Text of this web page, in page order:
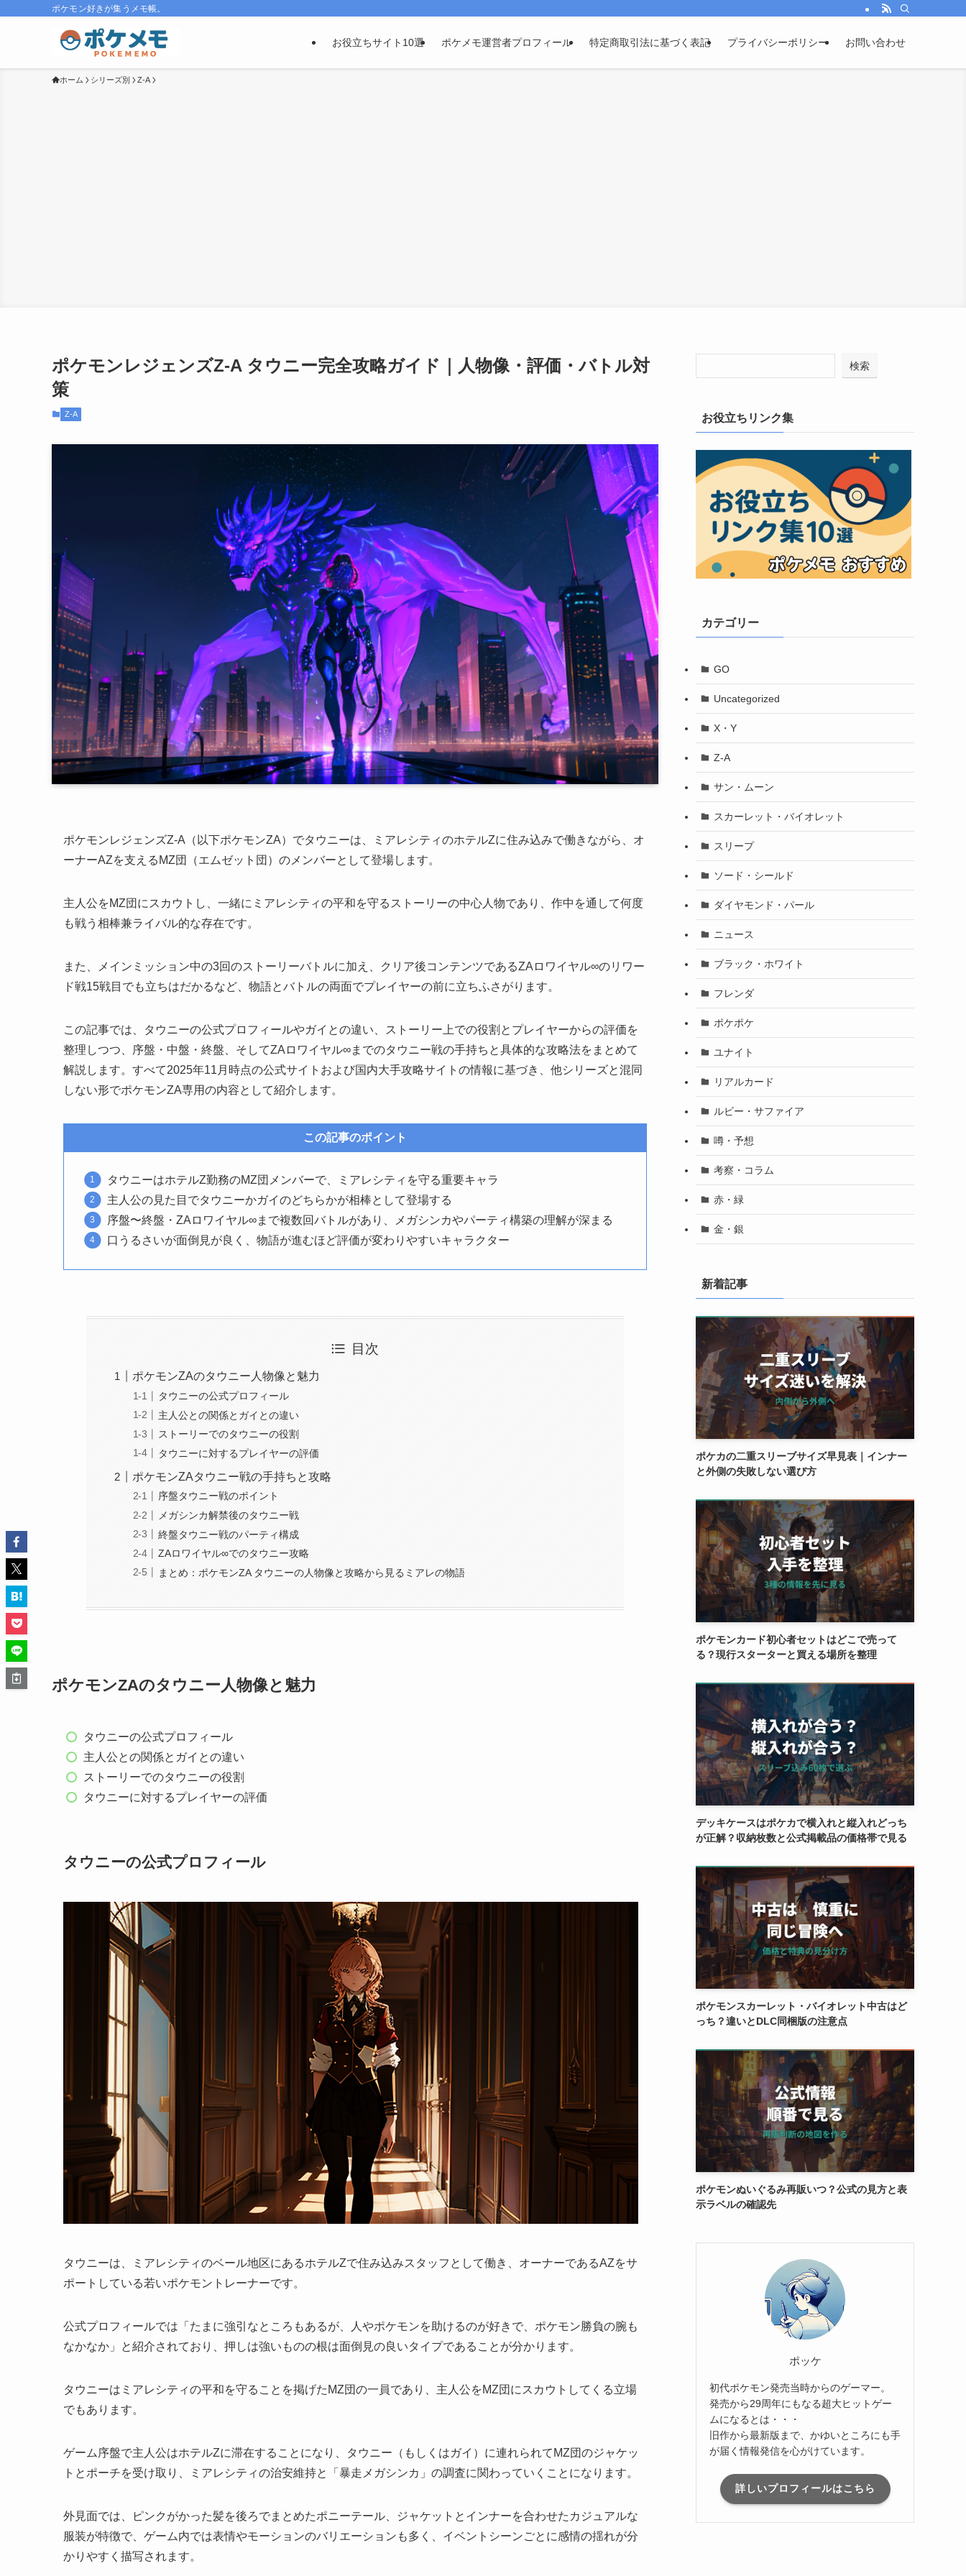
ポケモン好きが集うメモ帳。
お役立ちサイト10選 ポケメモ運営者プロフィール 特定商取引法に基づく表記 プライバシーポリシー お問い合わせ
ホーム シリーズ別 Z-A
ポケモンレジェンズZ-A タウニー完全攻略ガイド｜人物像・評価・バトル対
策
Z-A
ポケモンレジェンズZ-A（以下ポケモンZA）でタウニーは、ミアレシティのホテルZに住み込みで働きながら、オ
ーナーAZを支えるMZ団（エムゼット団）のメンバーとして登場します。
主人公をMZ団にスカウトし、一緒にミアレシティの平和を守るストーリーの中心人物であり、作中を通して何度
も戦う相棒兼ライバル的な存在です。
また、メインミッション中の3回のストーリーバトルに加え、クリア後コンテンツであるZAロワイヤル∞のリワー
ド戦15戦目でも立ちはだかるなど、物語とバトルの両面でプレイヤーの前に立ちふさがります。
この記事では、タウニーの公式プロフィールやガイとの違い、ストーリー上での役割とプレイヤーからの評価を
整理しつつ、序盤・中盤・終盤、そしてZAロワイヤル∞までのタウニー戦の手持ちと具体的な攻略法をまとめて
解説します。すべて2025年11月時点の公式サイトおよび国内大手攻略サイトの情報に基づき、他シリーズと混同
しない形でポケモンZA専用の内容として紹介します。
この記事のポイント
タウニーはホテルZ勤務のMZ団メンバーで、ミアレシティを守る重要キャラ
主人公の見た目でタウニーかガイのどちらかが相棒として登場する
序盤〜終盤・ZAロワイヤル∞まで複数回バトルがあり、メガシンカやパーティ構築の理解が深まる
口うるさいが面倒見が良く、物語が進むほど評価が変わりやすいキャラクター
目次
ポケモンZAのタウニー人物像と魅力
タウニーの公式プロフィール
主人公との関係とガイとの違い
ストーリーでのタウニーの役割
タウニーに対するプレイヤーの評価
ポケモンZAタウニー戦の手持ちと攻略
序盤タウニー戦のポイント
メガシンカ解禁後のタウニー戦
終盤タウニー戦のパーティ構成
ZAロワイヤル∞でのタウニー攻略
まとめ：ポケモンZA タウニーの人物像と攻略から見るミアレの物語
ポケモンZAのタウニー人物像と魅力
タウニーの公式プロフィール
主人公との関係とガイとの違い
ストーリーでのタウニーの役割
タウニーに対するプレイヤーの評価
タウニーの公式プロフィール
タウニーは、ミアレシティのベール地区にあるホテルZで住み込みスタッフとして働き、オーナーであるAZをサ
ポートしている若いポケモントレーナーです。
公式プロフィールでは「たまに強引なところもあるが、人やポケモンを助けるのが好きで、ポケモン勝負の腕も
なかなか」と紹介されており、押しは強いものの根は面倒見の良いタイプであることが分かります。
タウニーはミアレシティの平和を守ることを掲げたMZ団の一員であり、主人公をMZ団にスカウトしてくる立場
でもあります。
ゲーム序盤で主人公はホテルZに滞在することになり、タウニー（もしくはガイ）に連れられてMZ団のジャケッ
トとポーチを受け取り、ミアレシティの治安維持と「暴走メガシンカ」の調査に関わっていくことになります。
外見面では、ピンクがかった髪を後ろでまとめたポニーテール、ジャケットとインナーを合わせたカジュアルな
服装が特徴で、ゲーム内では表情やモーションのバリエーションも多く、イベントシーンごとに感情の揺れが分
かりやすく描写されます。
検索
お役立ちリンク集
カテゴリー
GO
Uncategorized
X・Y
Z-A
サン・ムーン
スカーレット・バイオレット
スリープ
ソード・シールド
ダイヤモンド・パール
ニュース
ブラック・ホワイト
フレンダ
ポケポケ
ユナイト
リアルカード
ルビー・サファイア
噂・予想
考察・コラム
赤・緑
金・銀
新着記事
ポケカの二重スリーブサイズ早見表｜インナー
と外側の失敗しない選び方
ポケモンカード初心者セットはどこで売って
る？現行スターターと買える場所を整理
デッキケースはポケカで横入れと縦入れどっち
が正解？収納枚数と公式掲載品の価格帯で見る
ポケモンスカーレット・バイオレット中古はど
っち？違いとDLC同梱版の注意点
ポケモンぬいぐるみ再販いつ？公式の見方と表
示ラベルの確認先
ポッケ
初代ポケモン発売当時からのゲーマー。
発売から29周年にもなる超大ヒットゲー
ムになるとは・・・
旧作から最新版まで、かゆいところにも手
が届く情報発信を心がけています。
詳しいプロフィールはこちら